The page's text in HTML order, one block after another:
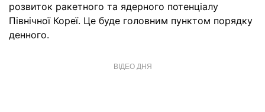
розвиток ракетного та ядерного потенціалу
Північної Кореї. Це буде головним пунктом порядку
денного.
ВІДЕО ДНЯ